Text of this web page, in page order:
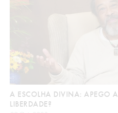
A ESCOLHA DIVINA: APEGO
LIBERDADE?